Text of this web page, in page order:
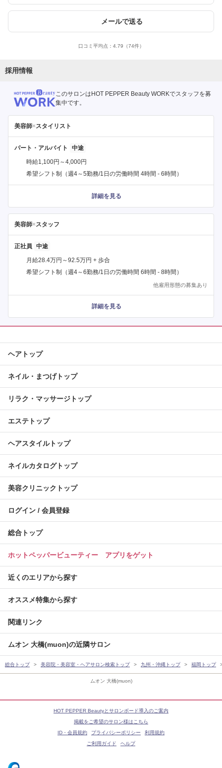
ムオン 大橋(muon)
メールで送る
口コミ平均点： 4.79 （74件）
採用情報
このサロンはHOT PEPPER Beauty WORKでスタッフを募
集中です。
美容師×スタイリスト
パート・アルバイト
時給1,100円～4,000円
希望シフト制（週4～5勤務/1日の労働時間 4時間 - 6時間）
詳細を見る
美容師×スタッフ
正社員
月給28.4万円～92.5万円 + 歩合
希望シフト制（週4～6勤務/1日の労働時間 6時間 - 8時間）
他雇用形態の募集あり
詳細を見る
ヘアトップ
ネイル・まつげトップ
リラク・マッサージトップ
エステトップ
ヘアスタイルトップ
ネイルカタログトップ
美容クリニックトップ
ログイン / 会員登録
総合トップ
ホットペッパービューティー アプリをゲット
近くのエリアから探す
オススメ特集から探す
関連リンク
ムオン 大橋(muon)の近隣サロン
総合トップ 美容院・美容室・ヘアサロン検索トップ 九州・沖縄トップ 福岡トップ
HOT PEPPER Beautyとサロンボード導入のご案内
掲載をご希望のサロン様はこちら
ID・会員規約
プライバシーポリシー
利用規約
ご利用ガイド
ヘルプ